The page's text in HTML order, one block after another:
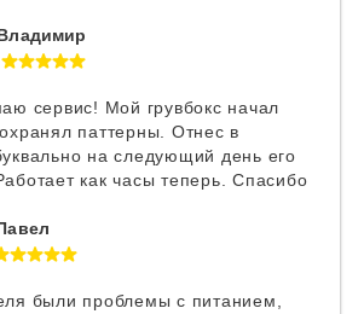
сервис! Мой грувбокс начал
паттерны. Отнес в
на следующий день его
как часы теперь. Спасибо
были проблемы с питанием,